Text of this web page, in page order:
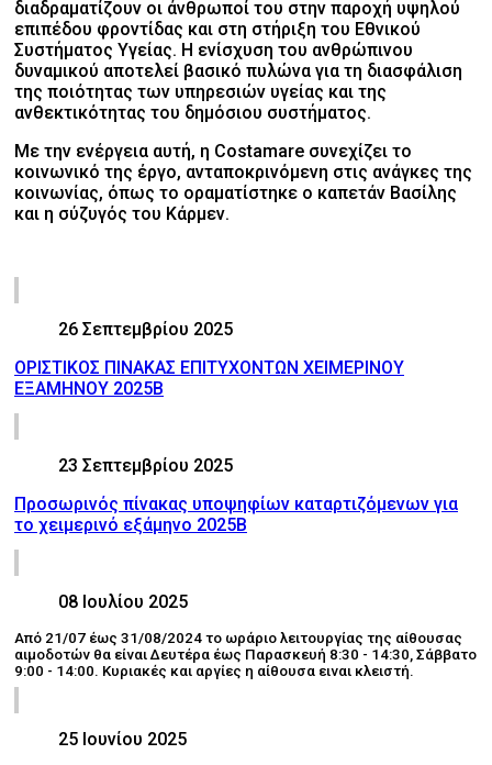
διαδραματίζουν οι άνθρωποί του στην παροχή υψηλού
επιπέδου φροντίδας και στη στήριξη του Εθνικού
Συστήματος Υγείας. Η ενίσχυση του ανθρώπινου
δυναμικού αποτελεί βασικό πυλώνα για τη διασφάλιση
της ποιότητας των υπηρεσιών υγείας και της
ανθεκτικότητας του δημόσιου συστήματος.
Με την ενέργεια αυτή, η Costamare συνεχίζει το
κοινωνικό της έργο, ανταποκρινόμενη στις ανάγκες της
κοινωνίας, όπως το οραματίστηκε ο καπετάν Βασίλης
και η σύζυγός του Κάρμεν.
26 Σεπτεμβρίου 2025
ΟΡΙΣΤΙΚΟΣ ΠΙΝΑΚΑΣ ΕΠΙΤΥΧΟΝΤΩΝ ΧΕΙΜΕΡΙΝΟΥ
ΕΞΑΜΗΝΟΥ 2025Β
23 Σεπτεμβρίου 2025
Προσωρινός πίνακας υποψηφίων καταρτιζόμενων για
το χειμερινό εξάμηνο 2025Β
08 Ιουλίου 2025
Από 21/07 έως 31/08/2024 το ωράριο λειτουργίας της αίθουσας
αιμοδοτών θα είναι Δευτέρα έως Παρασκευή 8:30 - 14:30, Σάββατο
9:00 - 14:00. Κυριακές και αργίες η αίθουσα ειναι κλειστή.
25 Ιουνίου 2025